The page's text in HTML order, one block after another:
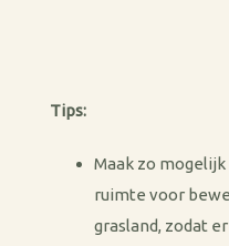
Tips:
Maak zo
ruimte voor
grasland, zodat